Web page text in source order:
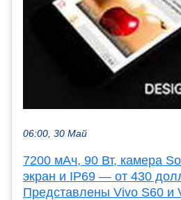
06:00, 30 Май
7200 мАч, 90 Вт, камера
экран и IP69 — от 430
Представлены Vivo S60 и